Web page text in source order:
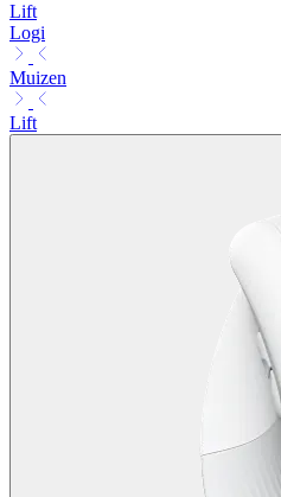
Lift
Logi
Muizen
Lift